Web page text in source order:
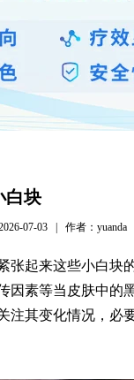
白块
07-03 | 作者：yuanda
起来这些小白块
素等当皮肤中的
注其变化情况，必